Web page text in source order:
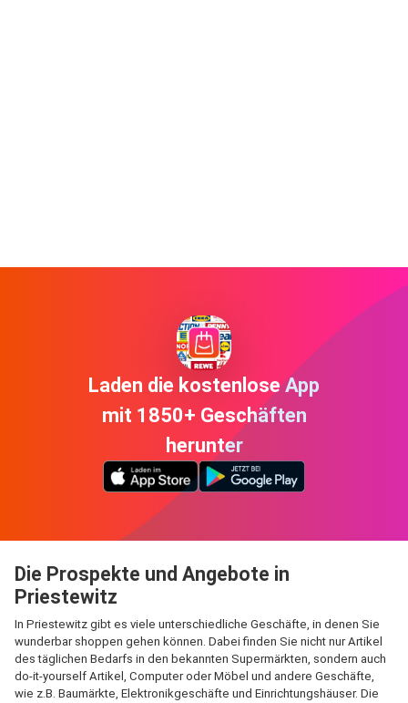
Laden die kostenlose App
mit 1850+ Geschäften
herunter
Die Prospekte und Angebote in
Priestewitz
In Priestewitz gibt es viele unterschiedliche Geschäfte, in denen Sie
wunderbar shoppen gehen können. Dabei finden Sie nicht nur Artikel
des täglichen Bedarfs in den bekannten Supermärkten, sondern auch
do-it-yourself Artikel, Computer oder Möbel und andere Geschäfte,
wie z.B. Baumärkte, Elektronikgeschäfte und Einrichtungshäuser. Die